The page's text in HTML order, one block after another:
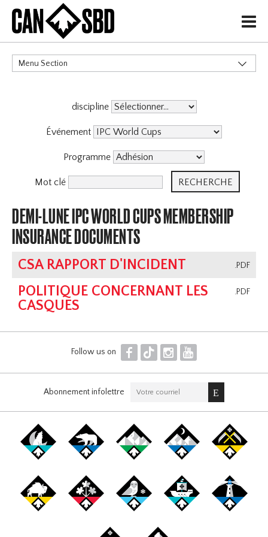
H
Menu Section
discipline
Événement
Programme
Mot clé
DEMI-LUNE IPC WORLD CUPS MEMBERSHIP
INSURANCE DOCUMENTS
.PDF
CSA RAPPORT D'INCIDENT
.PDF
POLITIQUE CONCERNANT LES
CASQUES
Follow us on F T I Y
Abonnement infolettre